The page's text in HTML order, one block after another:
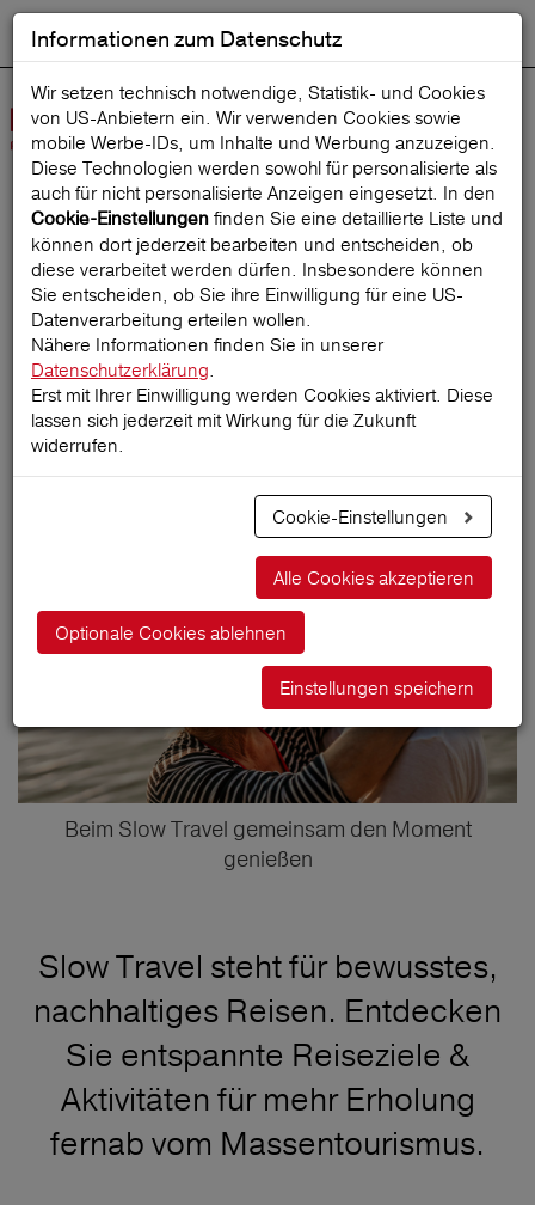
Suche starten
Startseite ReiseMagazin
Slow Travel: entspannt
reisen statt hetzen
31.05.2025
Beim Slow Travel gemeinsam den Moment
genießen
Slow Travel steht für bewusstes,
nachhaltiges Reisen. Entdecken
Sie entspannte Reiseziele &
Aktivitäten für mehr Erholung
fernab vom Massentourismus.
Informationen zum Datenschutz
Wir setzen technisch notwendige, Statistik- und Cookies
von US-Anbietern ein. Wir verwenden Cookies sowie
mobile Werbe‑IDs, um Inhalte und Werbung anzuzeigen.
Diese Technologien werden sowohl für personalisierte als
auch für nicht personalisierte Anzeigen eingesetzt. In den
Cookie-Einstellungen finden Sie eine detaillierte Liste und
können dort jederzeit bearbeiten und entscheiden, ob
diese verarbeitet werden dürfen. Insbesondere können
Sie entscheiden, ob Sie ihre Einwilligung für eine US-
Datenverarbeitung erteilen wollen.
Nähere Informationen finden Sie in unserer
Datenschutzerklärung.
Erst mit Ihrer Einwilligung werden Cookies aktiviert. Diese
lassen sich jederzeit mit Wirkung für die Zukunft
widerrufen.
Cookie-Einstellungen
Alle Cookies akzeptieren
Optionale Cookies ablehnen
Einstellungen speichern